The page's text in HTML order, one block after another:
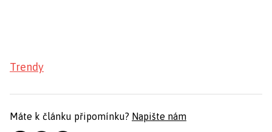
Trendy
Máte k článku připomínku? Napište nám